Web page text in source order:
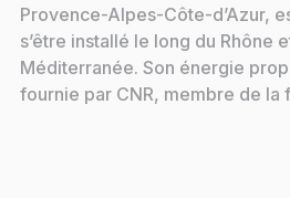
Provence-Alpes-Côte-d’Azur,
s’être installé le long du Rhône
Méditerranée. Son énergie
fournie par CNR, membre de la